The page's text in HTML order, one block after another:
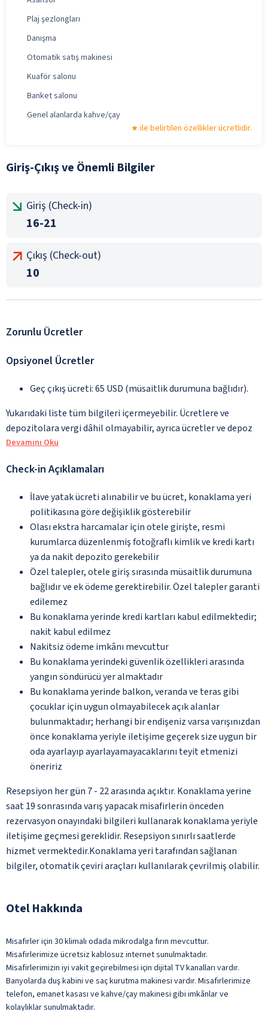
Plaj şezlongları
Danışma
Otomatik satış makinesi
Kuaför salonu
Banket salonu
Genel alanlarda kahve/çay
ile belirtilen özellikler ücretlidir.
Giriş-Çıkış ve Önemli Bilgiler
Giriş (Check-in)
16-21
Çıkış (Check-out)
10
Zorunlu Ücretler
Opsiyonel Ücretler
Geç çıkış ücreti: 65 USD (müsaitlik durumuna bağlıdır).
Yukarıdaki liste tüm bilgileri içermeyebilir. Ücretlere ve
depozitolara vergi dâhil olmayabilir, ayrıca ücretler ve depoz
Devamını Oku
Check-in Açıklamaları
İlave yatak ücreti alınabilir ve bu ücret, konaklama yeri
politikasına göre değişiklik gösterebilir
Olası ekstra harcamalar için otele girişte, resmi
kurumlarca düzenlenmiş fotoğraflı kimlik ve kredi kartı
ya da nakit depozito gerekebilir
Özel talepler, otele giriş sırasında müsaitlik durumuna
bağlıdır ve ek ödeme gerektirebilir. Özel talepler garanti
edilemez
Bu konaklama yerinde kredi kartları kabul edilmektedir;
nakit kabul edilmez
Nakitsiz ödeme imkânı mevcuttur
Bu konaklama yerindeki güvenlik özellikleri arasında
yangın söndürücü yer almaktadır
Bu konaklama yerinde balkon, veranda ve teras gibi
çocuklar için uygun olmayabilecek açık alanlar
bulunmaktadır; herhangi bir endişeniz varsa varışınızdan
önce konaklama yeriyle iletişime geçerek size uygun bir
oda ayarlayıp ayarlayamayacaklarını teyit etmenizi
öneririz
Resepsiyon her gün 7 - 22 arasında açıktır. Konaklama yerine
saat 19 sonrasında varış yapacak misafirlerin önceden
rezervasyon onayındaki bilgileri kullanarak konaklama yeriyle
iletişime geçmesi gereklidir. Resepsiyon sınırlı saatlerde
hizmet vermektedir.Konaklama yeri tarafından sağlanan
bilgiler, otomatik çeviri araçları kullanılarak çevrilmiş olabilir.
Otel Hakkında
Misafirler için 30 klimalı odada mikrodalga fırın mevcuttur.
Misafirlerimize ücretsiz kablosuz internet sunulmaktadır.
Misafirlerimizin iyi vakit geçirebilmesi için dijital TV kanalları vardır.
Banyolarda duş kabini ve saç kurutma makinesi vardır. Misafirlerimize
telefon, emanet kasası ve kahve/çay makinesi gibi imkânlar ve
kolaylıklar sunulmaktadır.